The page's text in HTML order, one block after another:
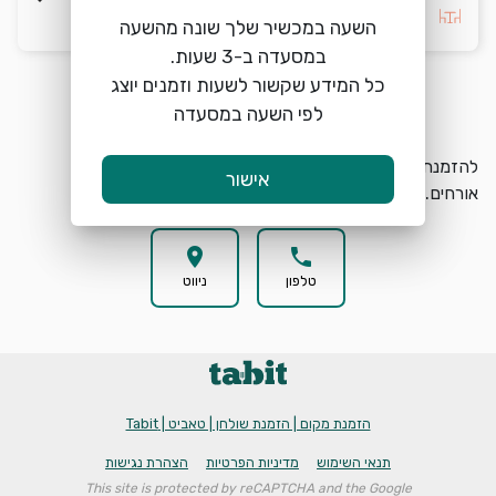
search הזמנת מקום
להזמנת מקום בChangBa חיפה בחרו תאריך, שעה וכמות
אורחים.
phone
טלפון
location_on
ניווט
הזמנת מקום | הזמנת שולחן | טאביט | Tabit
תנאי השימוש מדיניות הפרטיות הצהרת נגישות
This site is protected by reCAPTCHA and the Google
השעה במכשיר שלך שונה מהשעה
כל המידע שקשור לשעות וזמנים יוצג
לפי השעה במסעדה
אישור